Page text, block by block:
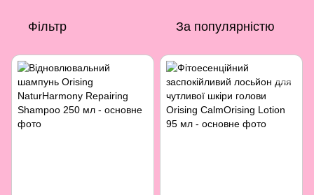
Фільтр За популярністю